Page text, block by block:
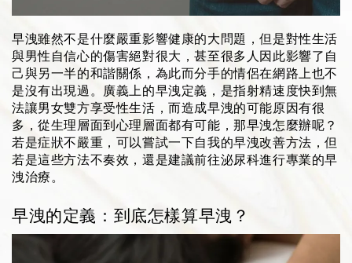
早洩雖然不是什麼嚴重影響健康的大問題，但是對性生活
與男性自信心的傷害絕對很大，甚至很多人因此影響了自
己與另一半的和諧關係，為此而分手的情侶在網路上也不
是沒有出現過。廣義上的早洩定義，是指射精速度快到無
法讓男女雙方享受性生活，而造成早洩的可能原因有很
多，從生理層面到心理層面都有可能，那早洩怎麼辦呢？
若是症狀不嚴重，可以嘗試一下自我的早洩改善方法，但
若是這些方法不奏效，還是建議前往泌尿科進行專業的早
洩治療。
早洩的定義：到底怎樣算早洩？